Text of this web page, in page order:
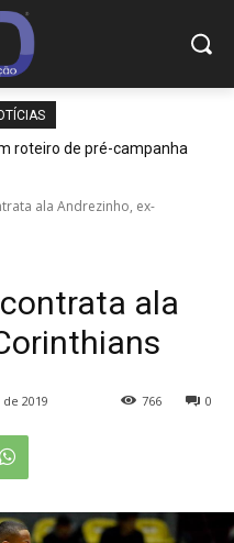
roteiro de pré-campanha
ala Andrezinho, ex-
ala
2019 0
766